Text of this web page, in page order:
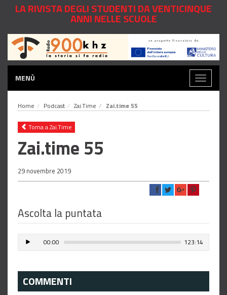
LA RIVISTA DEGLI STUDENTI DA VENTICINQUE
ANNI NELLE SCUOLE
MENÙ
Toggle
Home Podcast Zai.Time Zai.time 55
Torna a Zai.Time
Zai.time 55
29 novembre 2019
Ascolta la puntata
00:00 123:14
COMMENTI